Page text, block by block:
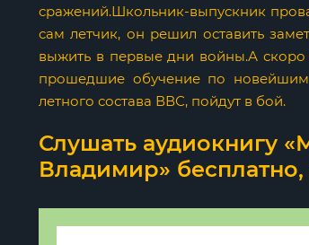
сражений.Школьник-выпускник
сам летчик, он решил оставить
выжить в первые дни войны.А
прошедшие обучение по новейшим
летного состава ВВС, пойдут в бой.
Слушать аудиокнигу
Владимир» бесплатно,